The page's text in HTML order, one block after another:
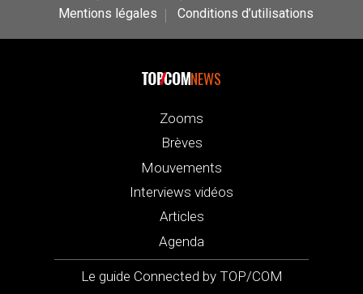
Mentions légales
Conditions d’utilisations
NEWS
Zooms
Brèves
Mouvements
Interviews vidéos
Articles
Agenda
Le guide Connected by TOP/COM